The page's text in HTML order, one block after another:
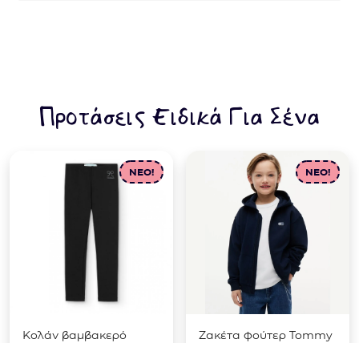
Προτάσεις Ειδικά Για Σένα
NEO!
Κολάν βαμβακερό
NEO!
Ζακέτα φούτερ Tommy